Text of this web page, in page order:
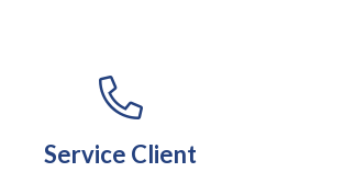
Service Client